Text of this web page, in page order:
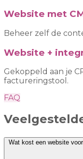
Website met
Beheer zelf de
Website +
Gekoppeld aan je
factureringstool.
FAQ
Wat